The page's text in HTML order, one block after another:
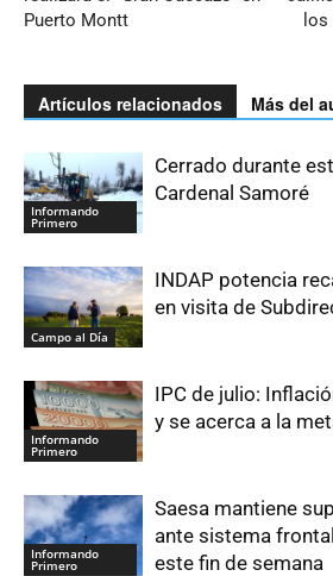
Puerto Montt
Artículos relacionados Más del
Informando
Primero
Cerrado durante
Cardenal Samoré
Campo al Día
INDAP potencia
en visita de
Informando
Primero
IPC de julio:
y se acerca a la
Informando
Primero
Saesa mantiene
ante sistema
este fin de semana